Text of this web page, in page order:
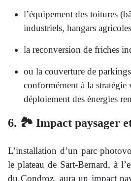
l’équipement des toitures
industriels, hangars
la reconversion de friches
ou la couverture de
conformément à la stratégie
déploiement des énergies
6. 🏞️ Impact paysager
L’installation d’un parc
le plateau de Sart-Bernard, à
du Condroz, aura un impact